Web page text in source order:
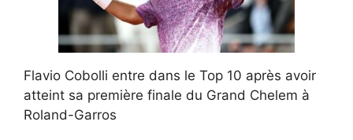
Flavio Cobolli entre dans le Top 10 après avoir
atteint sa première finale du Grand Chelem à
Roland-Garros